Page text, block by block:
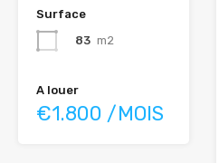
Surface
83 m2
A louer
€1.800 /MOIS